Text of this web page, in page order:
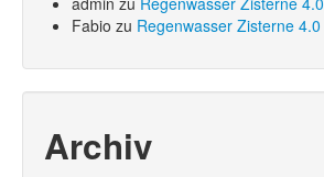
Fabio zu Regenwasser Zisterne 4.0
Archiv